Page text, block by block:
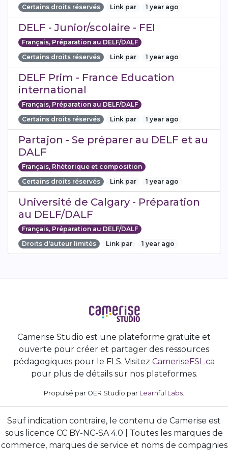
Certains droits réservés
Link par 1 year ago
DELF - Junior/scolaire - FEI
Français, Préparation au DELF/DALF
Certains droits réservés
Link par 1 year ago
DELF Prim - France Education
international
Français, Préparation au DELF/DALF
Certains droits réservés
Link par 1 year ago
Partajon - Se préparer au DELF et au
DALF
Français, Rhétorique et composition
Certains droits réservés
Link par 1 year ago
Université de Calgary - Préparation
au DELF/DALF
Français, Préparation au DELF/DALF
Droits d'auteur limités
Link par 1 year ago
Camerise Studio est une plateforme gratuite et
ouverte pour créer et partager des ressources
pédagogiques pour le FLS. Visitez CameriseFSL.ca
pour plus de détails sur nos plateformes.
Propulsé par OER Studio par Learnful Labs.
Sauf indication contraire, le contenu de Camerise est
sous licence CC BY-NC-SA 4.0 | Toutes les marques de
commerce, marques de service et noms de compagnies